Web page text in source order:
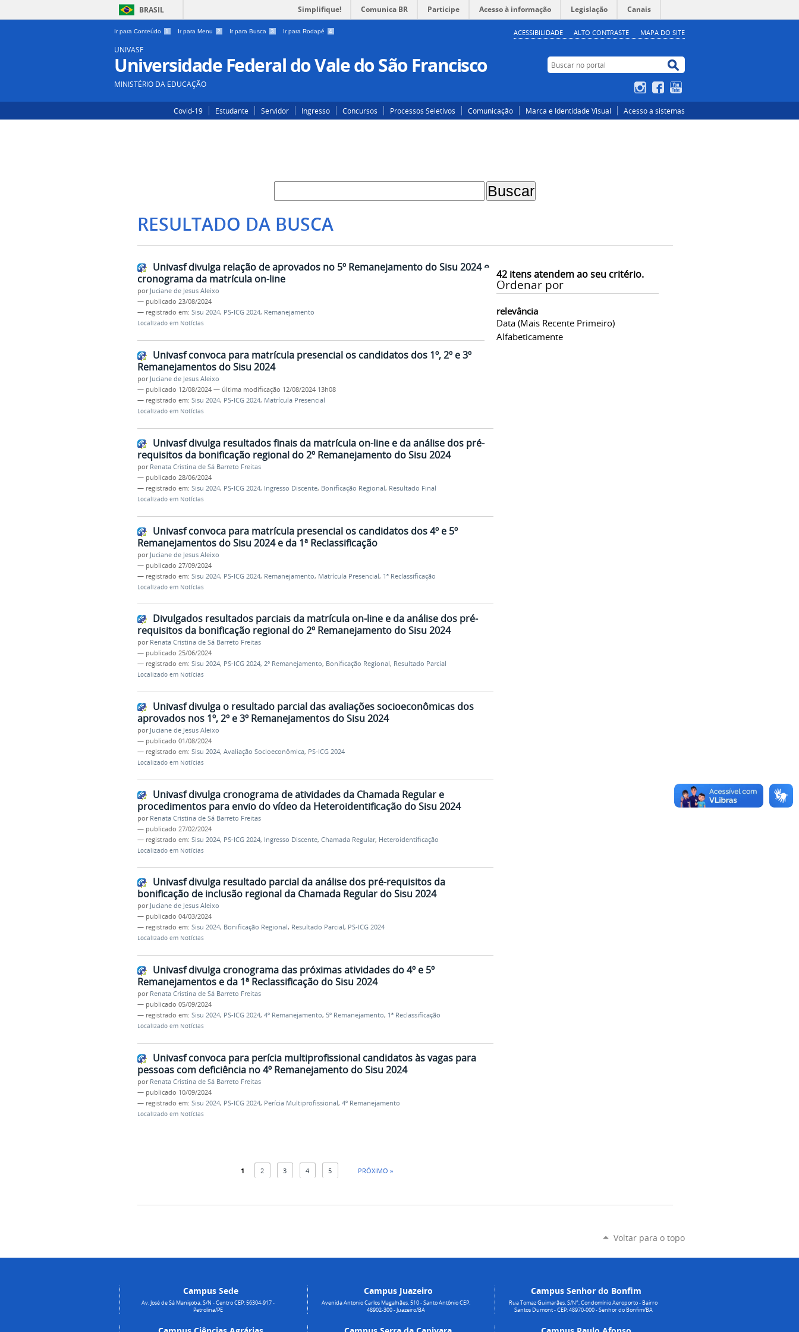
BRASIL Simplifique! Comunica BR Participe Acesso à informação Legislação Canais
Ir para Conteúdo 1 Ir para Menu 2 Ir para Busca 3 Ir para Rodapé 4 ACESSIBILIDADE ALTO CONTRASTE MAPA DO SITE
UNIVASF
Universidade Federal do Vale do São Francisco
MINISTÉRIO DA EDUCAÇÃO
Buscar no portal
Buscar no portal
InstagramFacebook
Covid-19 Estudante Servidor Ingresso Concursos Processos Seletivos Comunicação Marca e Identidade Visual Acesso a sistemas
RESULTADO DA BUSCA
42itens atendem ao seu critério.
Ordenar por
relevância
Data (mais Recente Primeiro)
Alfabeticamente
Univasf divulga relação de aprovados no 5º Remanejamento do Sisu 2024 e
cronograma da matrícula on-line
por Juciane de Jesus Aleixo
— publicado 23/08/2024
— registrado em: Sisu 2024, PS-ICG 2024, Remanejamento
Localizado em Notícias
Univasf convoca para matrícula presencial os candidatos dos 1º, 2º e 3º
Remanejamentos do Sisu 2024
por Juciane de Jesus Aleixo
— publicado 12/08/2024 — última modificação 12/08/2024 13h08
— registrado em: Sisu 2024, PS-ICG 2024, Matrícula Presencial
Localizado em Notícias
Univasf divulga resultados finais da matrícula on-line e da análise dos pré-
requisitos da bonificação regional do 2º Remanejamento do Sisu 2024
por Renata Cristina de Sá Barreto Freitas
— publicado 28/06/2024
— registrado em: Sisu 2024, PS-ICG 2024, Ingresso Discente, Bonificação Regional, Resultado Final
Localizado em Notícias
Univasf convoca para matrícula presencial os candidatos dos 4º e 5º
Remanejamentos do Sisu 2024 e da 1ª Reclassificação
por Juciane de Jesus Aleixo
— publicado 27/09/2024
— registrado em: Sisu 2024, PS-ICG 2024, Remanejamento, Matrícula Presencial, 1ª Reclassificação
Localizado em Notícias
Divulgados resultados parciais da matrícula on-line e da análise dos pré-
requisitos da bonificação regional do 2º Remanejamento do Sisu 2024
por Renata Cristina de Sá Barreto Freitas
— publicado 25/06/2024
— registrado em: Sisu 2024, PS-ICG 2024, 2º Remanejamento, Bonificação Regional, Resultado Parcial
Localizado em Notícias
Univasf divulga o resultado parcial das avaliações socioeconômicas dos
aprovados nos 1º, 2º e 3º Remanejamentos do Sisu 2024
por Juciane de Jesus Aleixo
— publicado 01/08/2024
— registrado em: Sisu 2024, Avaliação Socioeconômica, PS-ICG 2024
Localizado em Notícias
Univasf divulga cronograma de atividades da Chamada Regular e
procedimentos para envio do vídeo da Heteroidentificação do Sisu 2024
por Renata Cristina de Sá Barreto Freitas
— publicado 27/02/2024
— registrado em: Sisu 2024, PS-ICG 2024, Ingresso Discente, Chamada Regular, Heteroidentificação
Localizado em Notícias
Univasf divulga resultado parcial da análise dos pré-requisitos da
bonificação de inclusão regional da Chamada Regular do Sisu 2024
por Juciane de Jesus Aleixo
— publicado 04/03/2024
— registrado em: Sisu 2024, Bonificação Regional, Resultado Parcial, PS-ICG 2024
Localizado em Notícias
Univasf divulga cronograma das próximas atividades do 4º e 5º
Remanejamentos e da 1ª Reclassificação do Sisu 2024
por Renata Cristina de Sá Barreto Freitas
— publicado 05/09/2024
— registrado em: Sisu 2024, PS-ICG 2024, 4º Remanejamento, 5º Remanejamento, 1ª Reclassificação
Localizado em Notícias
Univasf convoca para perícia multiprofissional candidatos às vagas para
pessoas com deficiência no 4º Remanejamento do Sisu 2024
por Renata Cristina de Sá Barreto Freitas
— publicado 10/09/2024
— registrado em: Sisu 2024, PS-ICG 2024, Perícia Multiprofissional, 4º Remanejamento
Localizado em Notícias
1 2 3 4 5 PRÓXIMO »
Voltar para o topo
Campus Sede
Av. José de Sá Maniçoba, S/N - Centro CEP: 56304-917 -
Petrolina/PE
Campus Juazeiro
Avenida Antonio Carlos Magalhães, 510 - Santo Antônio CEP:
48902-300 - Juazeiro/BA
Campus Senhor do Bonfim
Rua Tomaz Guimarães, S/N°, Condomínio Aeroporto - Bairro
Santos Dumont - CEP: 48970-000 - Senhor do Bonfim/BA